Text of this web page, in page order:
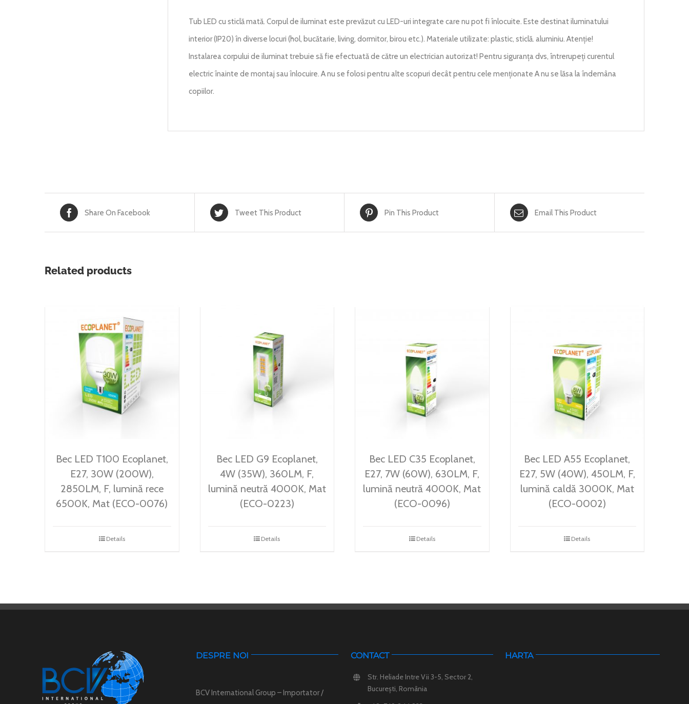
Tub LED cu sticlă mată. Corpul de iluminat este prevăzut cu LED-uri integrate care nu pot fi înlocuite. Este destinat iluminatului
interior (IP20) în diverse locuri (hol, bucătarie, living, dormitor, birou etc.). Materiale utilizate: plastic, sticlă. aluminiu. Atenție!
Instalarea corpului de iluminat trebuie să fie efectuată de către un electrician autorizat! Pentru siguranța dvs, întrerupeți curentul
electric înainte de montaj sau înlocuire. A nu se folosi pentru alte scopuri decât pentru cele menționate A nu se lăsa la îndemâna
copiilor.
Share On Facebook Tweet This Product Pin This Product Email This Product
Related products
Bec LED T100 Ecoplanet,
E27, 30W (200W),
2850LM, F, lumină rece
6500K, Mat (ECO-0076)
Details
Bec LED G9 Ecoplanet,
4W (35W), 360LM, F,
lumină neutră 4000K, Mat
(ECO-0223)
Details
Bec LED C35 Ecoplanet,
E27, 7W (60W), 630LM, F,
lumină neutră 4000K, Mat
(ECO-0096)
Details
Bec LED A55 Ecoplanet,
E27, 5W (40W), 450LM, F,
lumină caldă 3000K, Mat
(ECO-0002)
Details
DESPRE NOI
BCV International Group – Importator /
CONTACT
Str. Heliade Intre Vii 3-5, Sector 2,
București, România
HARTA